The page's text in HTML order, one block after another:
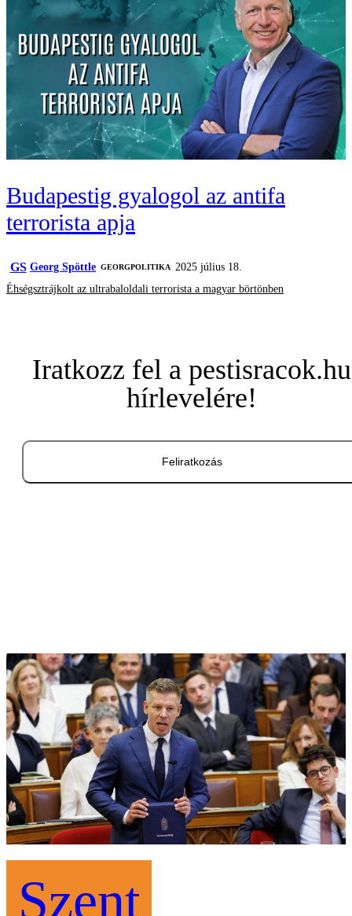
Budapestig gyalogol az antifa
terrorista apja
GS Georg Spöttle ‎GEORGPOLITIKA 2025 július 18.
Éhségsztrájkolt az ultrabaloldali terrorista a magyar börtönben
Iratkozz fel a pestisracok.hu
hírlevelére!
Feliratkozás
Szent